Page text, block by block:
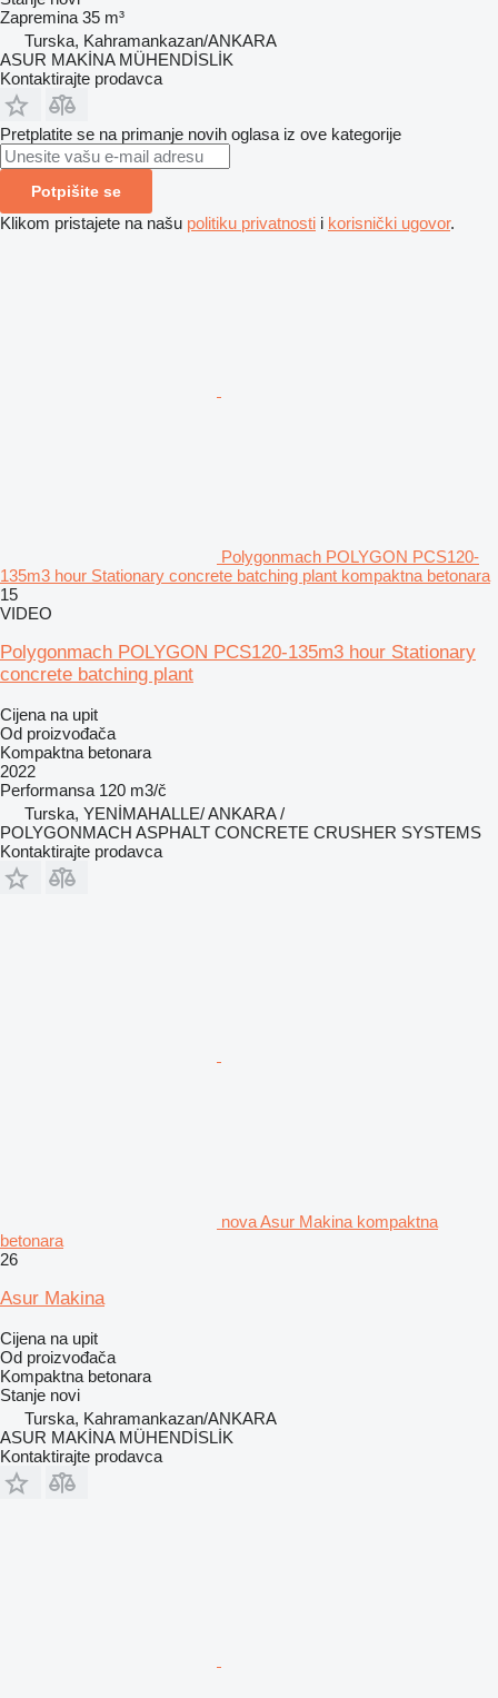
Zapremina 35 m³
Turska, Kahramankazan/ANKARA
ASUR MAKİNA MÜHENDİSLİK
Kontaktirajte prodavca
Pretplatite se na primanje novih oglasa iz ove kategorije
Potpišite se
Klikom pristajete na našu politiku privatnosti i korisnički ugovor.
Polygonmach POLYGON PCS120-
135m3 hour Stationary concrete batching plant kompaktna betonara
15
VIDEO
Polygonmach POLYGON PCS120-135m3 hour Stationary
concrete batching plant
Cijena na upit
Od proizvođača
Kompaktna betonara
2022
Performansa 120 m3/č
Turska, YENİMAHALLE/ ANKARA /
POLYGONMACH ASPHALT CONCRETE CRUSHER SYSTEMS
Kontaktirajte prodavca
nova Asur Makina kompaktna
betonara
26
Asur Makina
Cijena na upit
Od proizvođača
Kompaktna betonara
Stanje novi
Turska, Kahramankazan/ANKARA
ASUR MAKİNA MÜHENDİSLİK
Kontaktirajte prodavca